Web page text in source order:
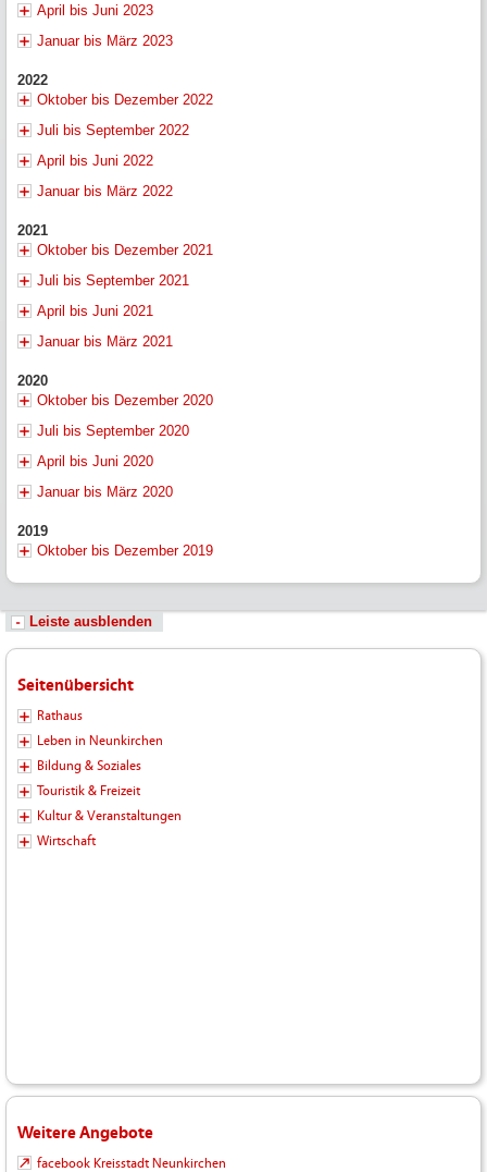
April bis Juni 2023
Januar bis März 2023
2022
Oktober bis Dezember 2022
Juli bis September 2022
April bis Juni 2022
Januar bis März 2022
2021
Oktober bis Dezember 2021
Juli bis September 2021
April bis Juni 2021
Januar bis März 2021
2020
Oktober bis Dezember 2020
Juli bis September 2020
April bis Juni 2020
Januar bis März 2020
2019
Oktober bis Dezember 2019
Leiste ausblenden
Seitenübersicht
Rathaus
Leben in Neunkirchen
Bildung & Soziales
Touristik & Freizeit
Kultur & Veranstaltungen
Wirtschaft
Weitere Angebote
facebook Kreisstadt Neunkirchen